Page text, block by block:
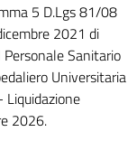
5 D.Lgs 81/08
2021 di
Sanitario
Universitaria
Liquidazione
2026.